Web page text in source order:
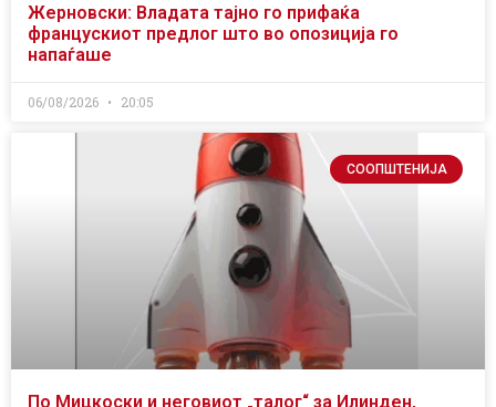
Жерновски: Владата тајно го прифаќа
францускиот предлог што во опозиција го
напаѓаше
06/08/2026 20:05
СООПШТЕНИЈА
По Мицкоски и неговиот „талог“ за Илинден,